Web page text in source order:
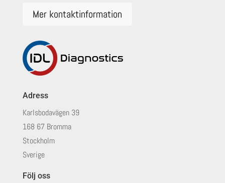
Mer kontaktinformation
Adress
Karlsbodavägen 39
168 67 Bromma
Stockholm
Sverige
Följ oss